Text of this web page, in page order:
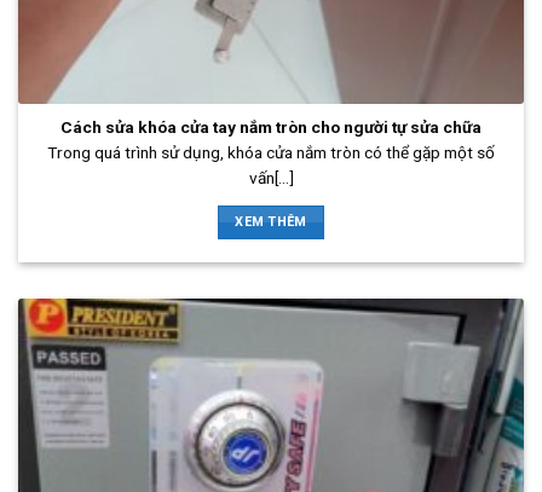
Cách sửa khóa cửa tay nắm tròn cho người tự sửa chữa
Trong quá trình sử dụng, khóa cửa nắm tròn có thể gặp một số
vấn[...]
XEM THÊM